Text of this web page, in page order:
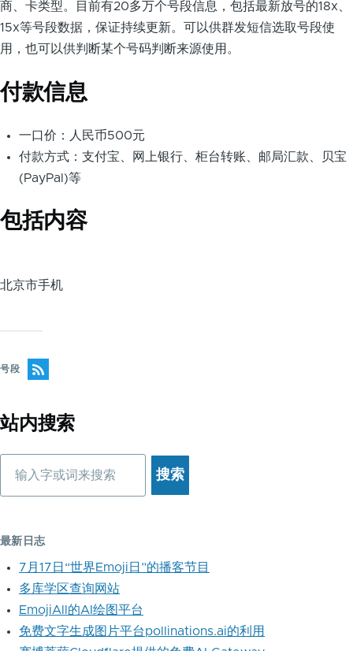
商、卡类型。目前有20多万个号段信息，包括最新放号的18x、
15x等号段数据，保证持续更新。可以供群发短信选取号段使
用，也可以供判断某个号码判断来源使用。
付款信息
一口价：人民币500元
付款方式：支付宝、网上银行、柜台转账、邮局汇款、贝宝
(PayPal)等
包括内容
北京市手机
号段
站内搜索
最新日志
7月17日“世界Emoji日”的播客节目
多库学区查询网站
EmojiAll的AI绘图平台
免费文字生成图片平台pollinations.ai的利用